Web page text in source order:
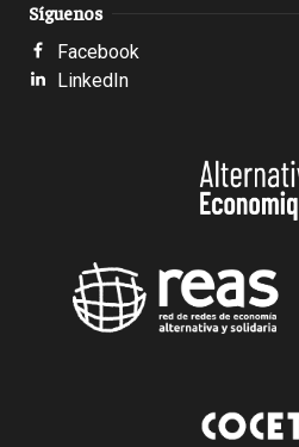
Síguenos
Facebook
LinkedIn